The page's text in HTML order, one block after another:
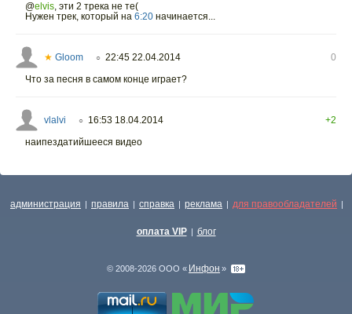
@elvis, эти 2 трека не те(
Нужен трек, который на 6:20 начинается...
★ Gloom ○ 22:45 22.04.2014
0
Что за песня в самом конце играет?
vlalvi ○ 16:53 18.04.2014
+2
наипездатийшееся видео
администрация | правила | справка | реклама | для правообладателей |
оплата VIP | блог
© 2008-2026 ООО « Инфон »